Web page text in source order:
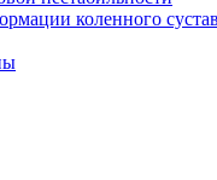
коленного